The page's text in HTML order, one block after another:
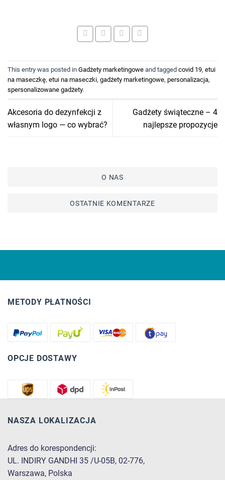
This entry was posted in Gadżety marketingowe and tagged covid 19, etui
na maseczkę, etui na maseczki, gadżety marketingowe, personalizacja,
spersonalizowane gadżety.
Akcesoria do dezynfekcji z
własnym logo — co wybrać?
Gadżety świąteczne – 4
najlepsze propozycje
O NAS
OSTATNIE KOMENTARZE
METODY PŁATNOŚCI
OPCJE DOSTAWY
NASZA LOKALIZACJA
Adres do korespondencji:
UL. INDIRY GANDHI 35 /U-05B, 02-776,
Warszawa, Polska